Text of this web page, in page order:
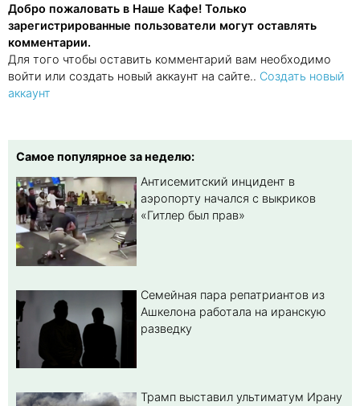
Добро пожаловать в Наше Кафе! Только
зарегистрированные пользователи могут оставлять
комментарии.
Для того чтобы оставить комментарий вам необходимо
войти или создать новый аккаунт на сайте.. Создать новый
аккаунт
Самое популярное за неделю:
Антисемитский инцидент в
аэропорту начался с выкриков
«Гитлер был прав»
Семейная пара репатриантов из
Ашкелона работала на иранскую
разведку
Трамп выставил ультиматум Ирану